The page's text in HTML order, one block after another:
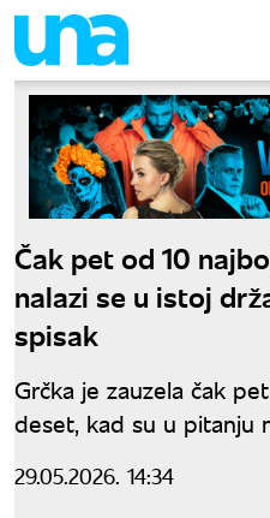
Čak pet od 10
nalazi se u istoj
spisak
Grčka je zauzela čak
deset, kad su u pitanju
29.05.2026. 14:34